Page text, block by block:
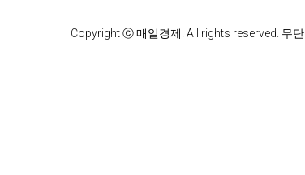
Copyright ⓒ 매일경제. All rights reserved. 무